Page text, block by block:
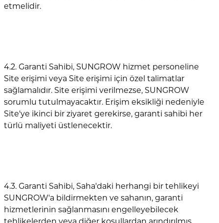
etmelidir.
4.2. Garanti Sahibi, SUNGROW hizmet personeline
Site erişimi veya Site erişimi için özel talimatlar
sağlamalıdır. Site erişimi verilmezse, SUNGROW
sorumlu tutulmayacaktır. Erişim eksikliği nedeniyle
Site'ye ikinci bir ziyaret gerekirse, garanti sahibi her
türlü maliyeti üstlenecektir.
4.3. Garanti Sahibi, Saha'daki herhangi bir tehlikeyi
SUNGROW'a bildirmekten ve sahanın, garanti
hizmetlerinin sağlanmasını engelleyebilecek